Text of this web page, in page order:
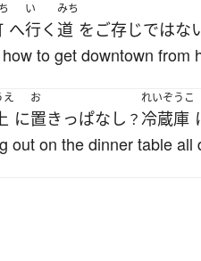
へ
い
行く
みち
道 をご存じではな
to get downtown from
え
に
お
置き っぱなし ？
れいぞうこ
冷蔵庫
out on the dinner table